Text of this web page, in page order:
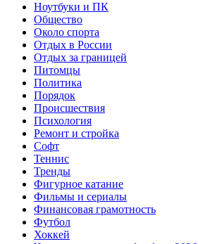
Ноутбуки и ПК
Общество
Около спорта
Отдых в России
Отдых за границей
Питомцы
Политика
Порядок
Происшествия
Психология
Ремонт и стройка
Софт
Теннис
Тренды
Фигурное катание
Фильмы и сериалы
Финансовая грамотность
Футбол
Хоккей